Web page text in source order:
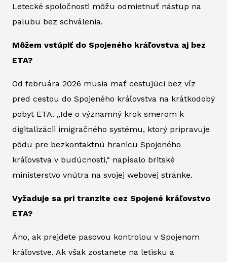
Letecké spoločnosti môžu odmietnuť nástup na
palubu bez schválenia.
Môžem vstúpiť do Spojeného kráľovstva aj bez
ETA?
Od februára 2026 musia mať cestujúci bez víz
pred cestou do Spojeného kráľovstva na krátkodobý
pobyt ETA. „Ide o významný krok smerom k
digitalizácii imigračného systému, ktorý pripravuje
pôdu pre bezkontaktnú hranicu Spojeného
kráľovstva v budúcnosti,“ napísalo britské
ministerstvo vnútra na svojej webovej stránke.
Vyžaduje sa pri tranzite cez Spojené kráľovstvo
ETA?
Áno, ak prejdete pasovou kontrolou v Spojenom
kráľovstve. Ak však zostanete na letisku a